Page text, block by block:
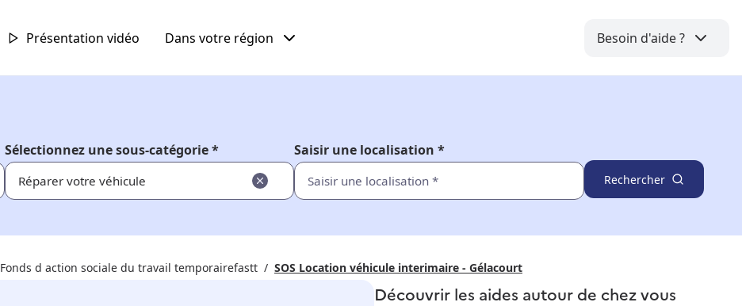
Présentation vidéo Dans votre région Besoin d'aide ?
Sélectionnez une sous-catégorie *
Réparer votre véhicule
Saisir une localisation *
Rechercher
Fonds d action sociale du travail temporairefastt SOS Location véhicule interimaire - Gélacourt
Découvrir les aides autour de chez vous